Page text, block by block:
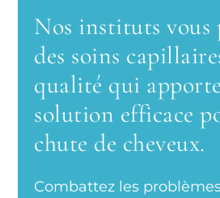
Nos instituts vous
des soins
qualité qui
solution efficace
chute de cheveux.
Combattez les